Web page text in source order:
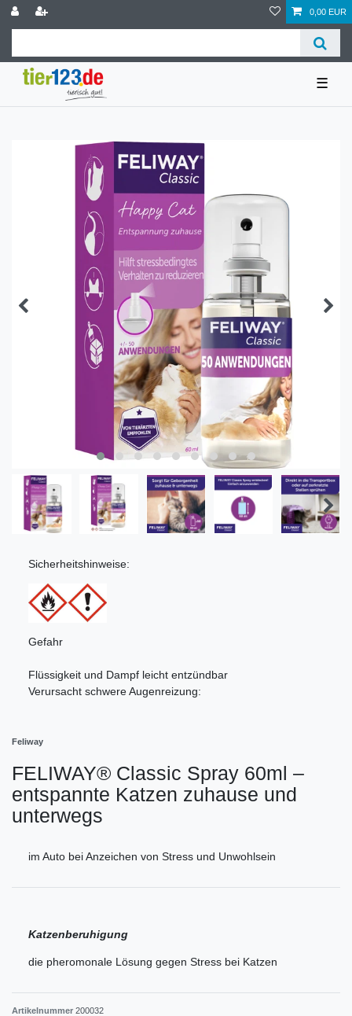
0,00 EUR
☰
Sicherheitshinweise:
Gefahr
Flüssigkeit und Dampf leicht entzündbar
Verursacht schwere Augenreizung:
Feliway
FELIWAY® Classic Spray 60ml –
entspannte Katzen zuhause und
unterwegs
im Auto bei Anzeichen von Stress und Unwohlsein
Katzenberuhigung
die pheromonale Lösung gegen Stress bei Katzen
Artikelnummer 200032